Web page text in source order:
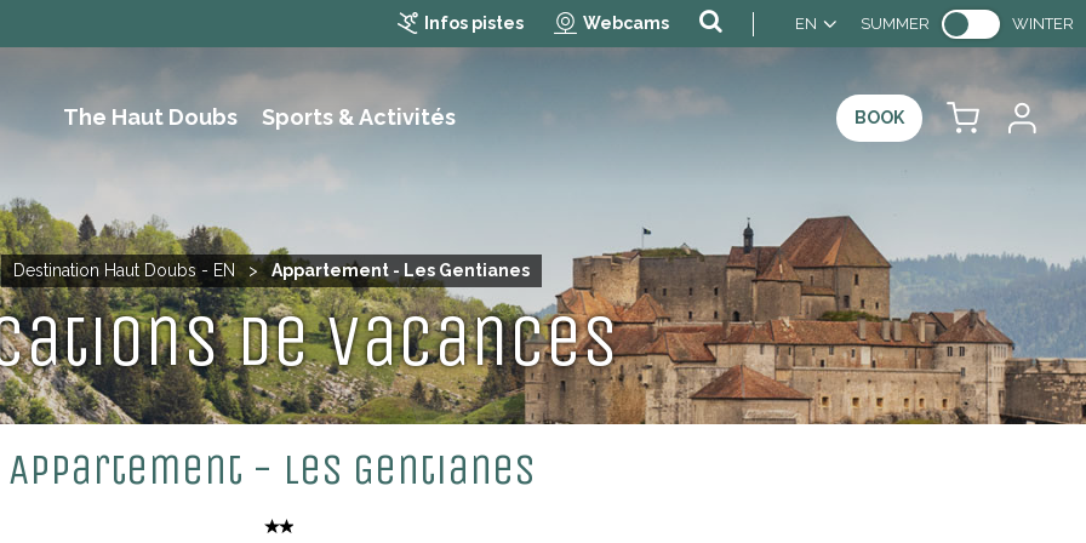
Infos pistes Webcams EN SUMMER WINTER
The Haut Doubs Sports & Activités BOOK
Destination Haut Doubs - EN > Appartement - Les Gentianes
de vacances
Appartement - Les Gentianes